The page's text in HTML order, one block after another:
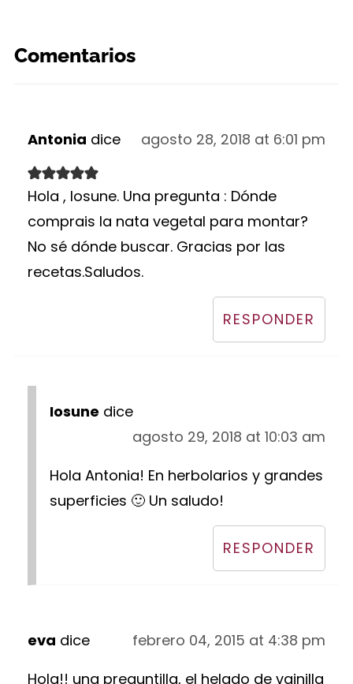
Comentarios
Antonia dice agosto 28, 2018 at 6:01 pm
Hola , Iosune. Una pregunta : Dónde
comprais la nata vegetal para montar?
No sé dónde buscar. Gracias por las
recetas.Saludos.
RESPONDER
Iosune dice
agosto 29, 2018 at 10:03 am
Hola Antonia! En herbolarios y grandes
superficies 🙂 Un saludo!
RESPONDER
eva dice
febrero 04, 2015 at 4:38 pm
Hola!! una preguntilla, el helado de vainilla